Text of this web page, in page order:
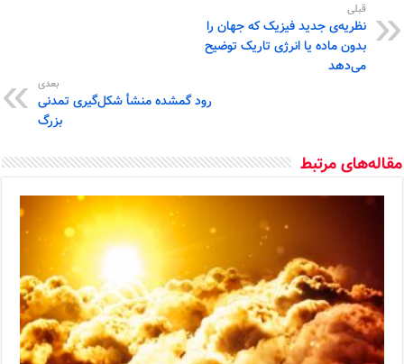
قبلی
نظریه‌ی جدید فیزیک که جهان را
بدون ماده یا انرژی تاریک توضیح
می‌دهد
بعدی
رود گمشده منشأ شکل‌گیری تمدنی
بزرگ
مقاله‌های مرتبط